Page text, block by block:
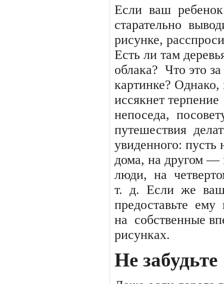
Если ваш ребенок
старательно
рисунке,
Есть ли там
облака? Что это
картинке? Однако,
иссякнет терпение
непоседа,
путешествия
увиденного: пусть
дома, на другом
люди, на
т.
д. Если же
предоставьте ему
на собственные
рисунках.
Не забудьте